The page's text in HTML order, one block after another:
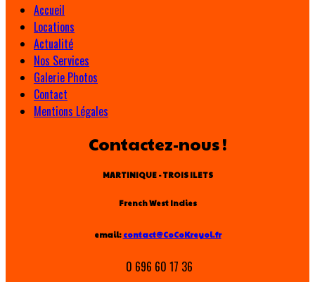
Accueil
Locations
Actualité
Nos Services
Galerie Photos
Contact
Mentions Légales
Contactez-nous !
MARTINIQUE - TROIS ILETS
French West Indies
email: contact@CoCoKreyol.fr
0 696 60 17 36